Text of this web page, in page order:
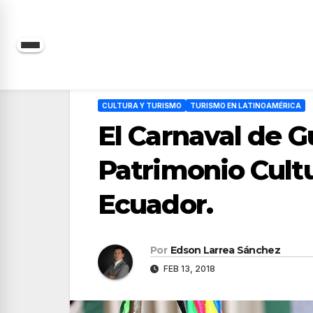
Saltar
CULTURA Y TURISMO TURISMO EN LATINOAMÉRICA
El Carnaval de
Patrimonio
Ecuador.
Por Edson Larrea Sánchez
FEB 13, 2018